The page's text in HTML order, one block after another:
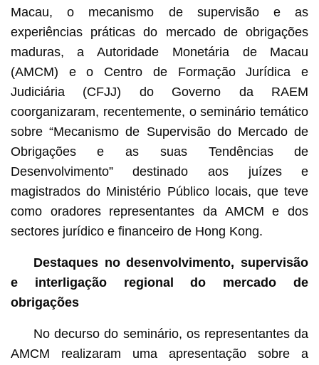
Macau, o mecanismo de supervisão e as
experiências práticas do mercado de obrigações
maduras, a Autoridade Monetária de Macau
(AMCM) e o Centro de Formação Jurídica e
Judiciária (CFJJ) do Governo da RAEM
coorganizaram, recentemente, o seminário temático
sobre “Mecanismo de Supervisão do Mercado de
Obrigações e as suas Tendências de
Desenvolvimento” destinado aos juízes e
magistrados do Ministério Público locais, que teve
como oradores representantes da AMCM e dos
sectores jurídico e financeiro de Hong Kong.
Destaques no desenvolvimento, supervisão
e interligação regional do mercado de
obrigações
No decurso do seminário, os representantes da
AMCM realizaram uma apresentação sobre a